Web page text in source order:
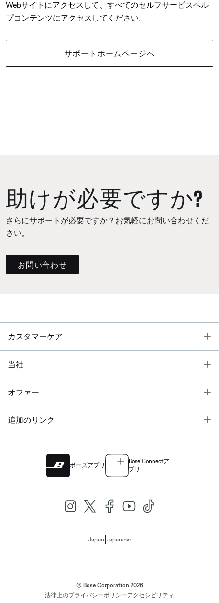
Webサイトにアクセスして、すべてのセルフサービスヘル
プコンテンツにアクセスしてください。
サポートホームページへ
助けが必要ですか?
さらにサポートが必要ですか？お気軽にお問い合わせくだ
さい。
お問い合わせ
カスタマーケア
当社
オファー
追加のリンク
ボーズアプリ
Bose Connectア
プリ
Japan Japanese
© Bose Corporation 2026
法律上のプライバシーポリシーアクセシビリティ